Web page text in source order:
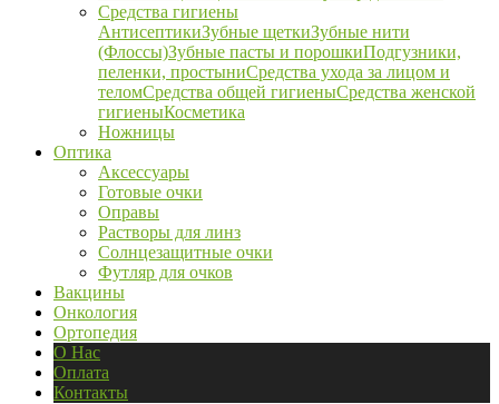
Средства гигиены
АнтисептикиЗубные щеткиЗубные нити
(Флоссы)Зубные пасты и порошкиПодгузники,
пеленки, простыниСредства ухода за лицом и
теломСредства общей гигиеныСредства женской
гигиеныКосметика
Ножницы
Оптика
Аксессуары
Готовые очки
Оправы
Растворы для линз
Солнцезащитные очки
Футляр для очков
Вакцины
Онкология
Ортопедия
О Нас
Оплата
Контакты